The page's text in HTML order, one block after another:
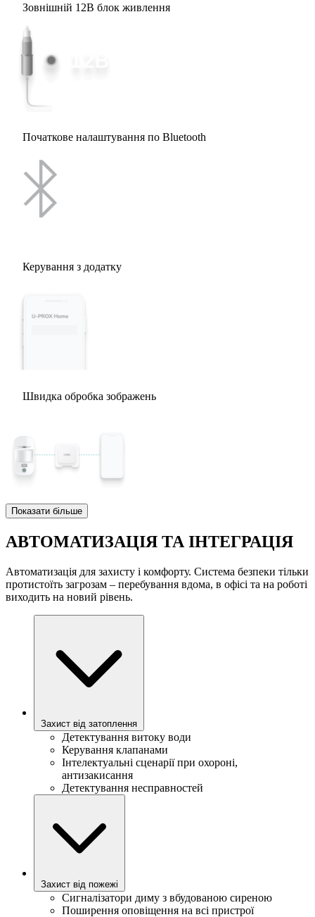
Зовнішній 12В блок живлення
Початкове налаштування по Bluetooth
Керування з додатку
Швидка обробка зображень
Показати більше
АВТОМАТИЗАЦІЯ ТА ІНТЕГРАЦІЯ
Автоматизація для захисту і комфорту. Система безпеки тільки
протистоїть загрозам – перебування вдома, в офісі та на роботі
виходить на новий рівень.
Захист від затоплення
Детектування витоку води
Керування клапанами
Інтелектуальні сценарії при охороні,
антизакисання
Детектування несправностей
Захист від пожежі
Сигналізатори диму з вбудованою сиреною
Поширення оповіщення на всі пристрої